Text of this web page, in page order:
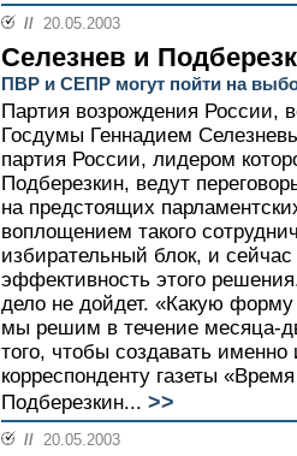
// 20.05.2003
Селезнев и
ПВР и СЕПР могут пойти на
Партия возрождения России,
Госдумы Геннадием
партия России, лидером
Подберезкин, ведут
на предстоящих
воплощением такого
избирательный блок, и
эффективность этого
дело не дойдет. «Какую
мы решим в течение месяца-
того, чтобы создавать
корреспонденту газеты
Подберезкин... >>
// 20.05.2003